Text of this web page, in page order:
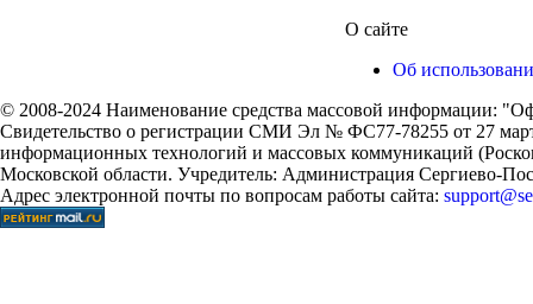
О сайте
Об
© 2008-2024 Наименование средства массовой информации:
Свидетельство о регистрации СМИ Эл № ФС77-78255 от 27
информационных технологий и массовых коммуникаций
Московской области. Учредитель: Администрация Сергиево-
Адрес электронной почты по вопросам работы сайта: